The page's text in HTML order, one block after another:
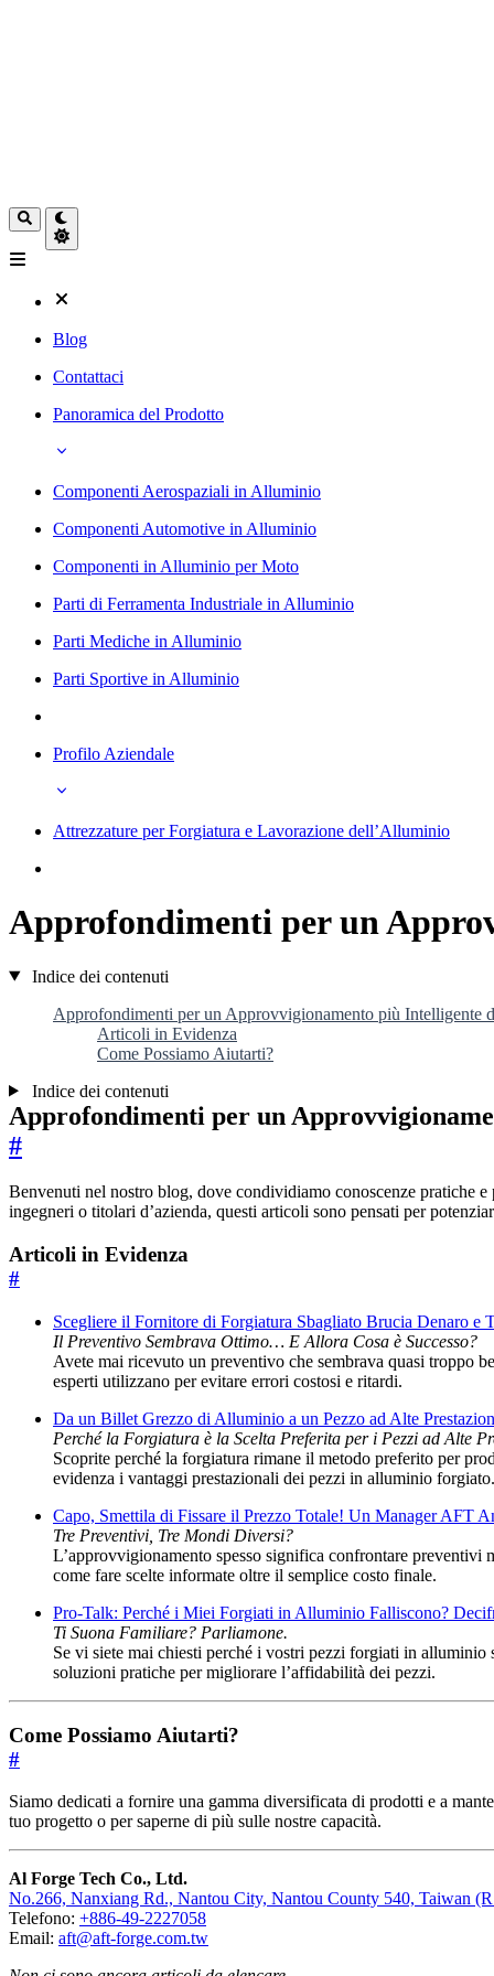
Blog
Contattaci
Panoramica del Prodotto
Componenti Aerospaziali in Alluminio
Componenti Automotive in Alluminio
Componenti in Alluminio per Moto
Parti di Ferramenta Industriale in Alluminio
Parti Mediche in Alluminio
Parti Sportive in Alluminio
Profilo Aziendale
Attrezzature per Forgiatura e Lavorazione dell’Alluminio
Approfondimenti per un
Indice dei contenuti
Approfondimenti per un Approvvigionamento più Intelligente
Articoli in Evidenza
Come Possiamo Aiutarti?
Indice dei contenuti
Approfondimenti per un
#
Benvenuti nel nostro blog, dove condividiamo conoscenze pratiche
ingegneri o titolari d’azienda, questi articoli sono pensati per
Articoli in Evidenza
#
Scegliere il Fornitore di Forgiatura Sbagliato Brucia Denaro e
Il Preventivo Sembrava Ottimo… E Allora Cosa è Successo?
Avete mai ricevuto un preventivo che sembrava quasi troppo
esperti utilizzano per evitare errori costosi e ritardi.
Da un Billet Grezzo di Alluminio a un Pezzo ad Alte
Perché la Forgiatura è la Scelta Preferita per i Pezzi ad Alte
Scoprite perché la forgiatura rimane il metodo preferito per
evidenza i vantaggi prestazionali dei pezzi in alluminio forgiato.
Capo, Smettila di Fissare il Prezzo Totale! Un Manager AFT
Tre Preventivi, Tre Mondi Diversi?
L’approvvigionamento spesso significa confrontare
come fare scelte informate oltre il semplice costo finale.
Pro-Talk: Perché i Miei Forgiati in Alluminio Falliscono?
Ti Suona Familiare? Parliamone.
Se vi siete mai chiesti perché i vostri pezzi forgiati in
soluzioni pratiche per migliorare l’affidabilità dei pezzi.
Come Possiamo Aiutarti?
#
Siamo dedicati a fornire una gamma diversificata di prodotti e a
tuo progetto o per saperne di più sulle nostre capacità.
Al Forge Tech Co., Ltd.
No.266, Nanxiang Rd., Nantou City, Nantou County 540, Taiwan
Telefono: +886-49-2227058
Email: aft@aft-forge.com.tw